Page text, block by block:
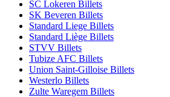
SC Lokeren Billets
SK Beveren Billets
Standard Liege Billets
Standard Liège Billets
STVV Billets
Tubize AFC Billets
Union Saint-Gilloise Billets
Westerlo Billets
Zulte Waregem Billets